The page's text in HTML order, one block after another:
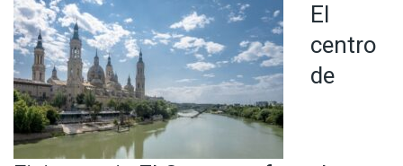
El
centro
de